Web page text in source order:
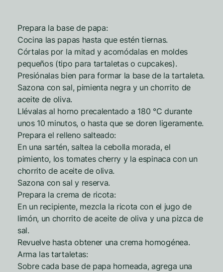
Prepara la base de papa:
Cocina las papas hasta que estén tiernas.
Córtalas por la mitad y acomódalas en moldes
pequeños (tipo para tartaletas o cupcakes).
Presiónalas bien para formar la base de la tartaleta.
Sazona con sal, pimienta negra y un chorrito de
aceite de oliva.
Llévalas al horno precalentado a 180 °C durante
unos 10 minutos, o hasta que se doren ligeramente.
Prepara el relleno salteado:
En una sartén, saltea la cebolla morada, el
pimiento, los tomates cherry y la espinaca con un
chorrito de aceite de oliva.
Sazona con sal y reserva.
Prepara la crema de ricota:
En un recipiente, mezcla la ricota con el jugo de
limón, un chorrito de aceite de oliva y una pizca de
sal.
Revuelve hasta obtener una crema homogénea.
Arma las tartaletas:
Sobre cada base de papa horneada, agrega una